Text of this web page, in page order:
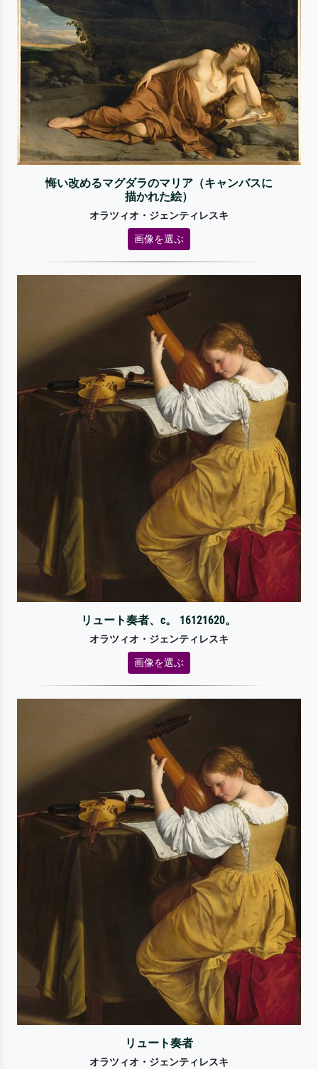
悔い改めるマグダラのマリア（キャンバスに
描かれた絵）
オラツィオ・ジェンティレスキ
画像を選ぶ
リュート奏者、c。 16121620。
オラツィオ・ジェンティレスキ
画像を選ぶ
リュート奏者
オラツィオ・ジェンティレスキ